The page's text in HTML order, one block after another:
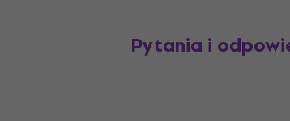
Pytania i